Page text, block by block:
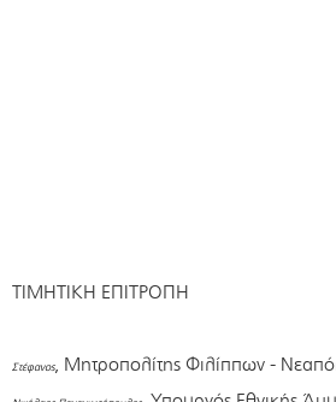
ΤΙΜΗΤΙΚΗ ΕΠΙΤΡΟΠΗ
Στέφανος, Μητροπολίτης Φιλίππων -